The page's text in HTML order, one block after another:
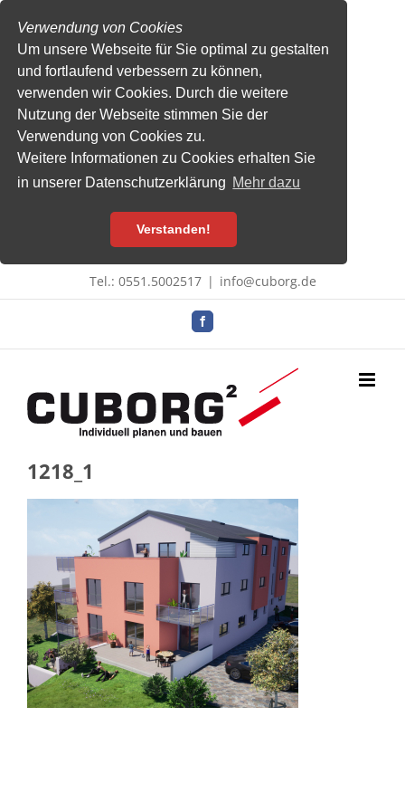
Verwendung von Cookies
Um unsere Webseite für Sie optimal zu gestalten
und fortlaufend verbessern zu können,
verwenden wir Cookies. Durch die weitere
Nutzung der Webseite stimmen Sie der
Verwendung von Cookies zu.
Weitere Informationen zu Cookies erhalten Sie
in unserer Datenschutzerklärung Mehr dazu
Verstanden!
Inhalt
Tel.: 0551.5002517 | info@cuborg.de
Facebook
1218_1